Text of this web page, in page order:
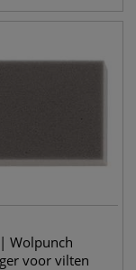
| Wolpunch
voor vilten